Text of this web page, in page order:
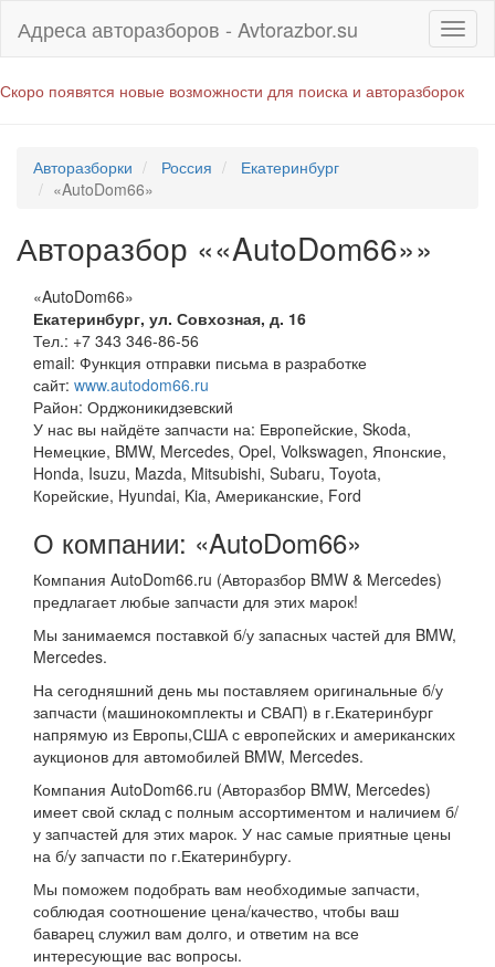
Адреса авторазборов - Avtorazbor.su
Скоро появятся новые возможности для поиска и авторазборок
Авторазборки Россия
Екатеринбург
«AutoDom66»
Авторазбор ««AutoDom66»»
«AutoDom66»
Екатеринбург, ул. Совхозная, д. 16
Тел.: +7 343 346-86-56
email: Функция отправки письма в разработке
сайт: www.autodom66.ru
Район: Орджоникидзевский
У нас вы найдёте запчасти на: Европейские, Skoda,
Немецкие, BMW, Mercedes, Opel, Volkswagen, Японские,
Honda, Isuzu, Mazda, Mitsubishi, Subaru, Toyota,
Корейские, Hyundai, Kia, Американские, Ford
О компании: «AutoDom66»
Компания AutoDom66.ru (Авторазбор BMW & Mercedes)
предлагает любые запчасти для этих марок!
Мы занимаемся поставкой б/у запасных частей для BMW,
Mercedes.
На сегодняшний день мы поставляем оригинальные б/у
запчасти (машинокомплекты и СВАП) в г.Екатеринбург
напрямую из Европы,США с европейских и американских
аукционов для автомобилей BMW, Mercedes.
Компания AutoDom66.ru (Авторазбор BMW, Mercedes)
имеет свой склад с полным ассортиментом и наличием б/
у запчастей для этих марок. У нас самые приятные цены
на б/у запчасти по г.Екатеринбургу.
Мы поможем подобрать вам необходимые запчасти,
соблюдая соотношение цена/качество, чтобы ваш
баварец служил вам долго, и ответим на все
интересующие вас вопросы.